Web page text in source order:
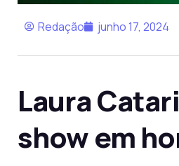
Redação junho 17, 2024
Laura
show em